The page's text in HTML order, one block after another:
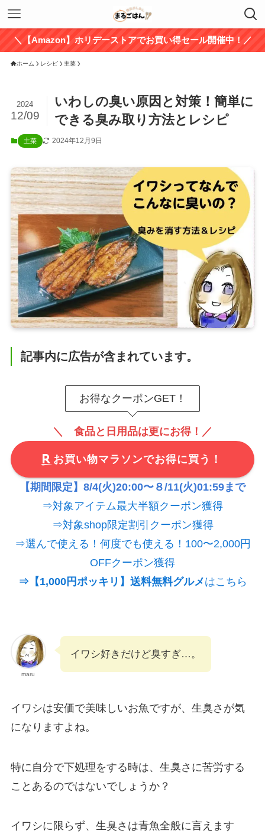
＼【Amazon】ホリデーストアでお買い得セール開催中！／
ホーム レシピ 主菜
いわしの臭い原因と対策！簡単に
できる臭み取り方法とレシピ
2024
12/09
主菜 2024年12月9日
記事内に広告が含まれています。
お得なクーポンGET！
＼ 食品と日用品は更にお得！／
お買い物マラソンでお得に買う！
【期間限定】8/4(火)20:00〜８/11(火)01:59まで
⇒対象アイテム最大半額クーポン獲得
⇒対象shop限定割引クーポン獲得
⇒選んで使える！何度でも使える！100〜2,000円
OFFクーポン獲得
⇒【1,000円ポッキリ】送料無料グルメはこちら
maru
イワシ好きだけど臭すぎ…。
イワシは安価で美味しいお魚ですが、生臭さが気
になりますよね。
特に自分で下処理をする時は、生臭さに苦労する
ことあるのではないでしょうか？
イワシに限らず、生臭さは青魚全般に言えます